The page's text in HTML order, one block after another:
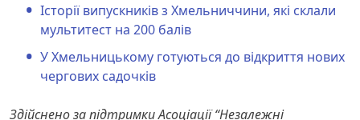
Історії випускників з Хмельниччини, які склали
мультитест на 200 балів
У Хмельницькому готуються до відкриття нових
чергових садочків
Здійснено за підтримки Асоціації “Незалежні